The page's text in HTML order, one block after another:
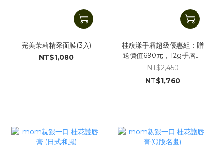
完美茉莉精采面膜(3入)
NT$1,080
桂馥漾手霜超級優惠組：贈
送價值690元，12g手唇膏
(桂花或苿莉鮮花)1個
NT$2,450
NT$1,760